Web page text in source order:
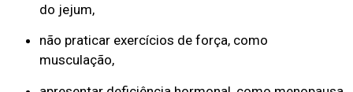
do jejum,
não praticar exercícios de força, como
musculação,